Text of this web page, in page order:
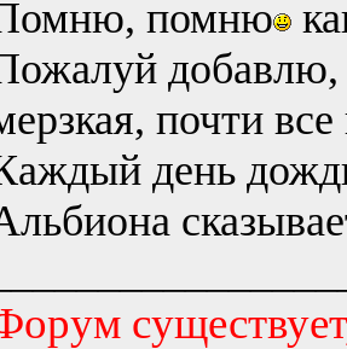
помню
добавлю,
почти
день